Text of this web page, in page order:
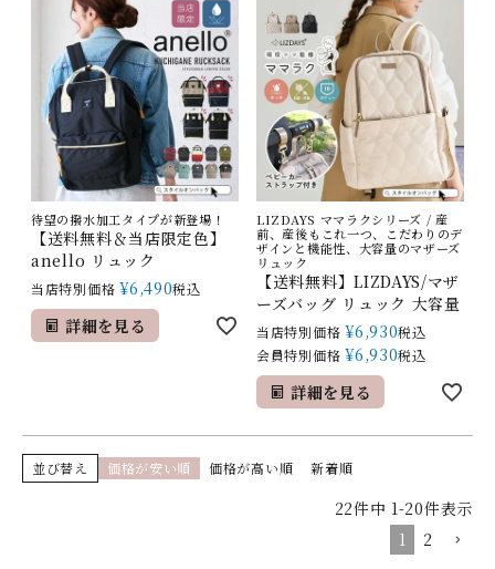
待望の撥水加工タイプが新登場！
【送料無料＆当店限定色】
anello リュック
当店特別価格 ¥6,490税込
詳細を見る
LIZDAYS ママラクシリーズ / 産
前、産後もこれ一つ、こだわりのデ
ザインと機能性、大容量のマザーズ
リュック
【送料無料】LIZDAYS/マザ
ーズバッグ リュック 大容量
当店特別価格 ¥6,930税込
会員特別価格 ¥6,930税込
詳細を見る
並び替え 価格が安い順 価格が高い順 新着順
22件中 1-20件表示
1
2